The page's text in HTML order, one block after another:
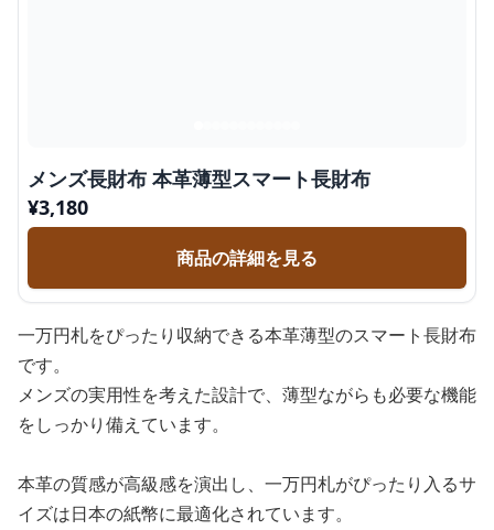
メンズ長財布 本革薄型スマート長財布
¥3,180
商品の詳細を見る
一万円札をぴったり収納できる本革薄型のスマート長財布
です。
メンズの実用性を考えた設計で、薄型ながらも必要な機能
をしっかり備えています。
本革の質感が高級感を演出し、一万円札がぴったり入るサ
イズは日本の紙幣に最適化されています。